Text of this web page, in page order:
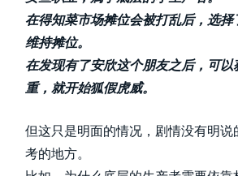
在得知菜市场摊位会被打乱后，选择
维持摊位。
在发现有了安欣这个朋友之后，可以
重，就开始狐假虎威。
但这只是明面的情况，剧情没有明说
考的地方。